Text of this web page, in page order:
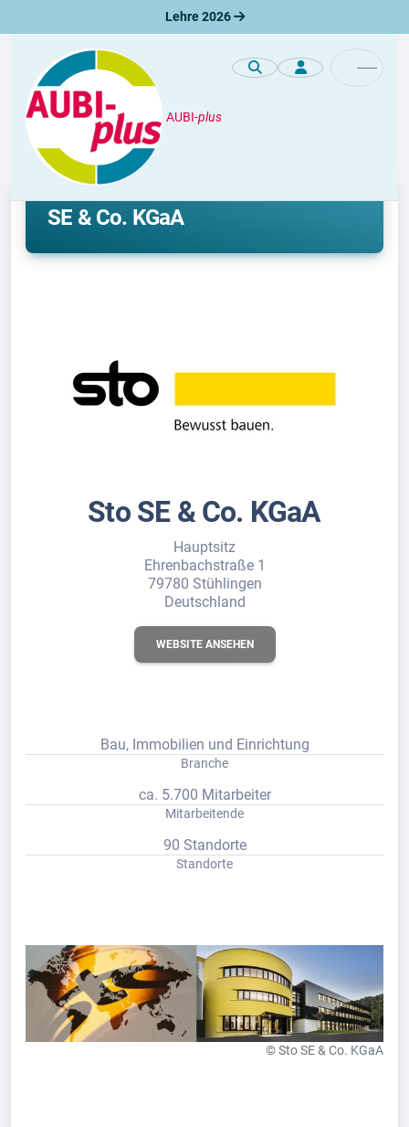
Lehre 2026
AUBI-plus
Unternehmen
Lehre und duales Studium bei Sto
SE & Co. KGaA
Sto SE & Co. KGaA
Hauptsitz
Ehrenbachstraße 1
79780 Stühlingen
Deutschland
WEBSITE ANSEHEN
Bau, Immobilien und Einrichtung
Branche
ca. 5.700 Mitarbeiter
Mitarbeitende
90 Standorte
Standorte
© Sto SE & Co. KGaA